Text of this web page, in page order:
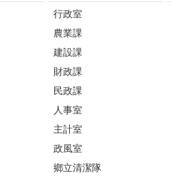
行政室
農業課
建設課
財政課
民政課
人事室
主計室
政風室
鄉立清潔隊